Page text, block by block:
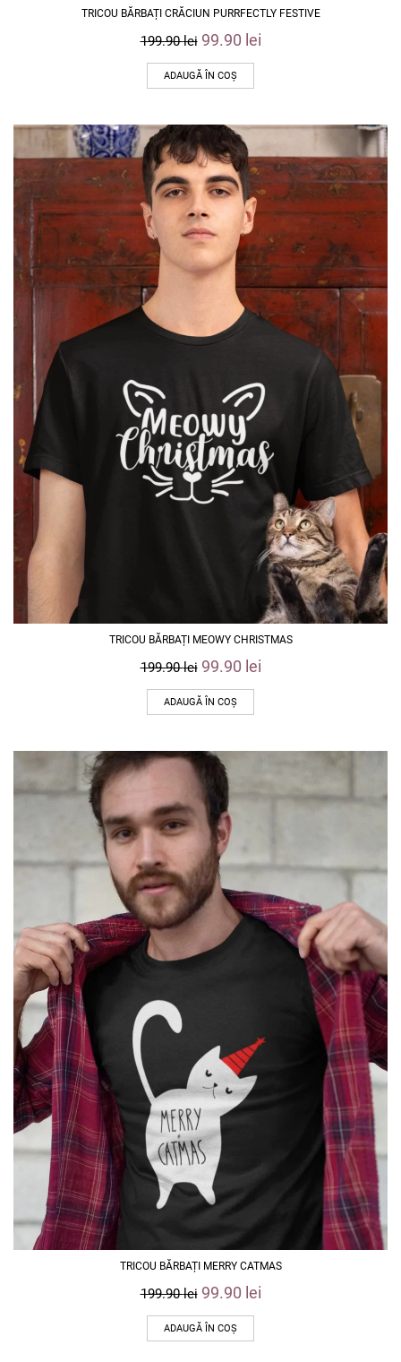
TRICOU BĂRBAȚI CRĂCIUN PURRFECTLY FESTIVE
199.90lei 99.90 lei
ADAUGĂ ÎN COȘ
TRICOU BĂRBAȚI MEOWY CHRISTMAS
199.90lei 99.90 lei
ADAUGĂ ÎN COȘ
TRICOU BĂRBAȚI MERRY CATMAS
199.90lei 99.90 lei
ADAUGĂ ÎN COȘ